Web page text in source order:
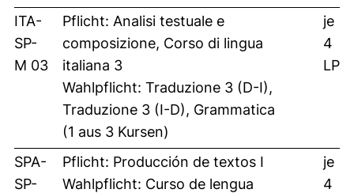
ITA-
SP-
M 03
Pflicht: Analisi testuale e
composizione, Corso di lingua
italiana 3
Wahlpflicht: Traduzione 3 (D-I),
Traduzione 3 (I-D), Grammatica
(1 aus 3 Kursen)
je
4
LP
SPA-
SP-
Pflicht: Producción de textos I
Wahlpflicht: Curso de lengua
je
4